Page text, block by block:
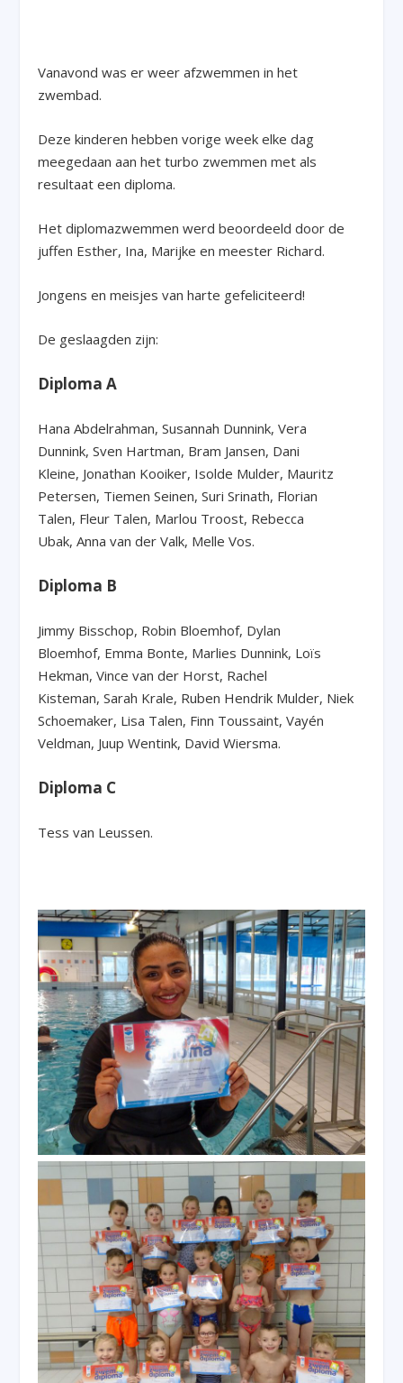
Vanavond was er weer afzwemmen in het
zwembad.
Deze kinderen hebben vorige week elke dag
meegedaan aan het turbo zwemmen met als
resultaat een diploma.
Het diplomazwemmen werd beoordeeld door de
juffen Esther, Ina, Marijke en meester Richard.
Jongens en meisjes van harte gefeliciteerd!
De geslaagden zijn:
Diploma A
Hana Abdelrahman, Susannah Dunnink, Vera
Dunnink, Sven Hartman, Bram Jansen, Dani
Kleine, Jonathan Kooiker, Isolde Mulder, Mauritz
Petersen, Tiemen Seinen, Suri Srinath, Florian
Talen, Fleur Talen, Marlou Troost, Rebecca
Ubak, Anna van der Valk, Melle Vos.
Diploma B
Jimmy Bisschop, Robin Bloemhof, Dylan
Bloemhof, Emma Bonte, Marlies Dunnink, Loïs
Hekman, Vince van der Horst, Rachel
Kisteman, Sarah Krale, Ruben Hendrik Mulder, Niek
Schoemaker, Lisa Talen, Finn Toussaint, Vayén
Veldman, Juup Wentink, David Wiersma.
Diploma C
Tess van Leussen.